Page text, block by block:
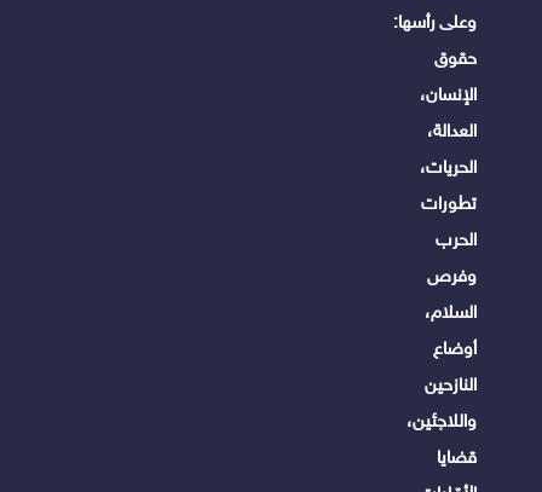
وعلى رأسها:
حقوق
الإنسان،
العدالة،
الحريات،
تطورات
الحرب
وفرص
السلام،
أوضاع
النازحين
واللاجئين،
قضايا